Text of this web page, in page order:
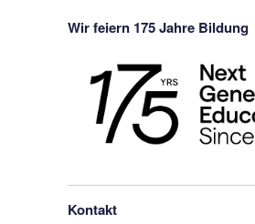
Wir feiern 175 Jahre Bildung
Kontakt